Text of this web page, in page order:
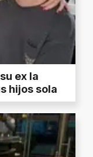
ex la
hijos sola